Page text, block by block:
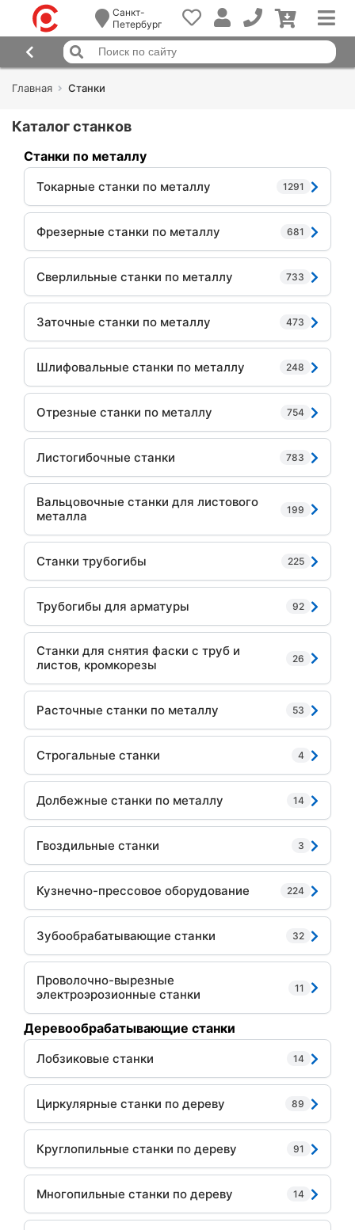
Санкт-
Петербург
Главная Станки
Каталог станков
Станки по металлу
Токарные станки по металлу 1291
Фрезерные станки по металлу 681
Сверлильные станки по металлу 733
Заточные станки по металлу 473
Шлифовальные станки по металлу 248
Отрезные станки по металлу 754
Листогибочные станки 783
Вальцовочные станки для листового
металла
199
Станки трубогибы 225
Трубогибы для арматуры 92
Станки для снятия фаски с труб и
листов, кромкорезы
26
Расточные станки по металлу 53
Строгальные станки 4
Долбежные станки по металлу 14
Гвоздильные станки 3
Кузнечно-прессовое оборудование 224
Зубообрабатывающие станки 32
Проволочно-вырезные
электроэрозионные станки
11
Деревообрабатывающие станки
Лобзиковые станки 14
Циркулярные станки по дереву 89
Круглопильные станки по дереву 91
Многопильные станки по дереву 14